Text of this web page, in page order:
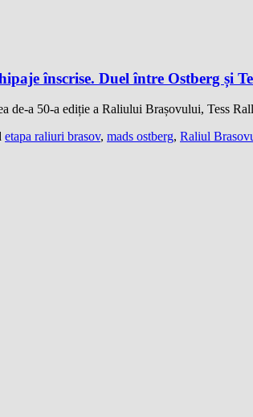
înscrise. Duel între Ostberg și
de-a 50-a ediție a Raliului Brașovului, Tess
etapa raliuri brasov, mads ostberg, Raliul